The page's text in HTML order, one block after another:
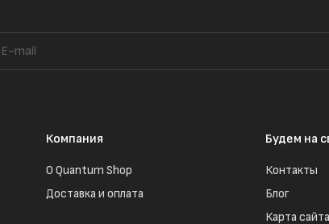
Компания
О Quantum Shop
Доставка и оплата
Будем на
Контакты
Блог
Карта сайта